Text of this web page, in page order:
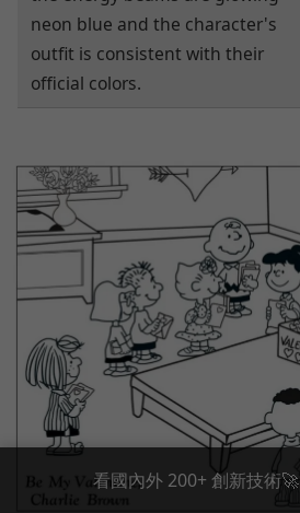
neon blue and the character's
outfit is consistent with their
official colors.
看國內外 200+ 創新技術🚀